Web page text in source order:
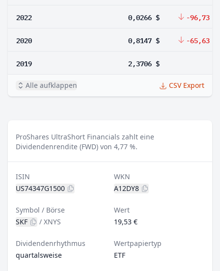
2022 0,0266 $ -96,73 %
2020 0,8147 $ -65,63 %
2019 2,3706 $
Alle aufklappen CSV Export
ProShares UltraShort Financials zahlt eine
Dividendenrendite (FWD) von 4,77 %.
ISIN
US74347G1500
WKN
A12DY8
Symbol / Börse
SKF
/ XNYS
Wert
19,53 €
Dividendenrhythmus
quartalsweise
Wertpapiertyp
ETF